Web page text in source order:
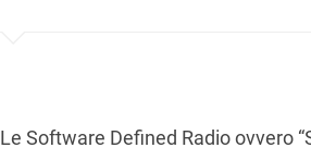
Le Software Defined Radio ovvero